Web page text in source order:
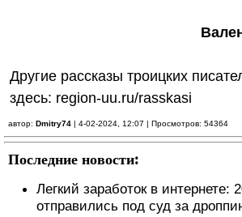
Другие рассказы троицких
здесь: region-uu.ru/rasskasi
автор: Dmitry74 | 4-02-2024, 12:07 | Просмотров: 54364
Последние новости:
Легкий заработок в интернете:
отправились под суд за